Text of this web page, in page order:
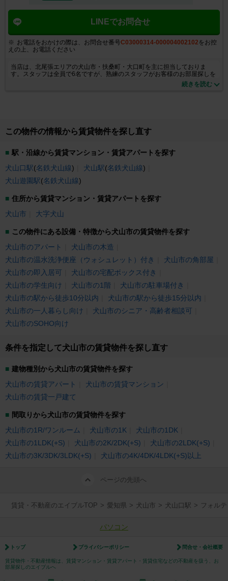
LINEでお問合せ
お電話をおかけの際は、お問合せ番号C03000314-000004002102 をお控
えの上、お電話ください
当店は、北尾張エリアの犬山市・扶桑町・大口町を主に担当しておりま
す。スタッフは全員で6名ですが、熟練のスタッフがお客様のお部屋探しを
お手伝いさせいただきます。当店のエリアは、観光名所（犬山城・木曽川
畔・日本モンキーパーク・明治村・リトルワールド等）が多数あり、自然
続きを読む
この物件の情報から賃貸物件を探し直す
駅・沿線から賃貸マンション・賃貸アパートを探す
犬山口駅(名鉄犬山線) 犬山駅(名鉄犬山線)
犬山遊園駅(名鉄犬山線)
住所から賃貸マンション・賃貸アパートを探す
犬山市
大字犬山
この物件にある設備・特徴から犬山市の賃貸物件を探す
犬山市のアパート
犬山市の木造
犬山市の温水洗浄便座（ウォシュレット）付き
犬山市の角部屋
犬山市の即入居可
犬山市の宅配ボックス付き
犬山市の学生向け
犬山市の1階
犬山市の駐車場付き
犬山市の駅から徒歩10分以内
犬山市の駅から徒歩15分以内
犬山市の一人暮らし向け
犬山市のシニア・高齢者相談可
犬山市のSOHO向け
条件を指定して犬山市の賃貸物件を探し直す
建物種別から犬山市の賃貸物件を探す
犬山市の賃貸アパート
犬山市の賃貸マンション
犬山市の賃貸一戸建て
間取りから犬山市の賃貸物件を探す
犬山市の1R/ワンルーム
犬山市の1K
犬山市の1DK
犬山市の1LDK(+S)
犬山市の2K/2DK(+S)
犬山市の2LDK(+S)
犬山市の3K/3DK/3LDK(+S)
犬山市の4K/4DK/4LDK(+S)以上
ページの先頭へ
賃貸・不動産のエイブルTOP > 愛知県 > 犬山市 > 犬山口駅 > フォル
パソコン
トップ プライバシーポリシー 問合せ・会社概要
賃貸物件・不動産情報は、賃貸マンション・賃貸アパート・賃貸住宅などの不動産を扱う、お
部屋探しのエイブルへ